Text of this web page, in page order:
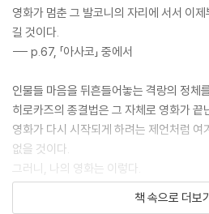
67. 「김복남 살인사건의 전말」 장철수
68. 「악마를 보았다」 김지운
69. 「인셉션」 크리스토퍼 놀런
71. 「포화속으로」 이재한
72. 「시」 이창동
73. 「클래스」 로랑 캉테
74. 「시리어스 맨」 이선 코언, 조엘 코언
75. 「경계도시 2」 홍형숙
76. 「예언자」 자크 오디아르
77. 「인 디 에어」 제이슨 라이트먼
영화가 멈춘 그 발코니의 자리에 서서 이
길 것이다.
--- p.67, 「아사코」 중에서
인물들 마음을 뒤흔들어놓는 격랑의 정체
히로카즈의 종결법은 그 자체로 영화가 끝
영화가 다시 시작되게 하려는 제언처럼 여
없을 것이다.
그러니, 나의 영화는 이렇다.
--- p.155, 「세 번째 살인」 중에서
책 속으로 더보